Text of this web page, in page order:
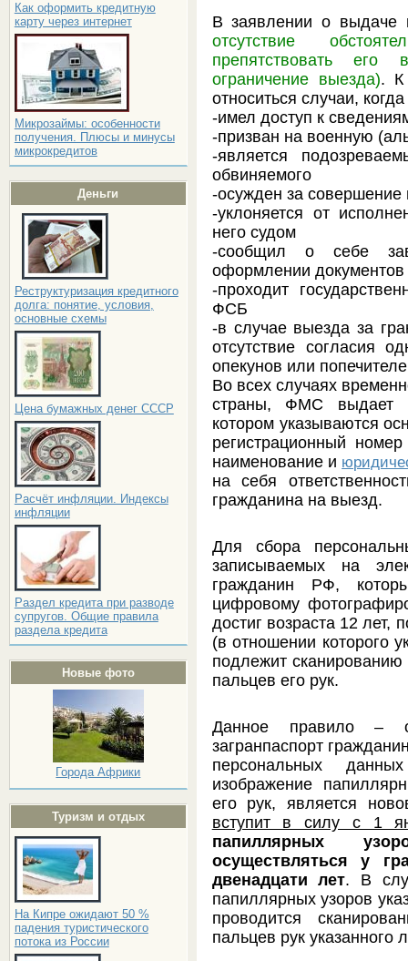
Как оформить кредитную
карту через интернет
Микрозаймы: особенности
получения. Плюсы и минусы
микрокредитов
Деньги
Реструктуризация кредитного
долга: понятие, условия,
основные схемы
Цена бумажных денег СССР
Расчёт инфляции. Индексы
инфляции
Раздел кредита при разводе
супругов. Общие правила
раздела кредита
Новые фото
Города Африки
Туризм и отдых
На Кипре ожидают 50 %
падения туристического
потока из России
В заявлении о выдаче
отсутствие
препятствовать
ограничение выезда). К
относиться случаи,
-имел доступ к
-призван на военную
-является
обвиняемого
-осужден за
-уклоняется от
него судом
-сообщил о себе
оформлении
-проходит
ФСБ
-в случае выезда за
отсутствие согласия
опекунов или
Во всех случаях
страны, ФМС выдает
котором указываются
регистрационный
наименование и
на себя
гражданина на выезд.
Для сбора
записываемых на
гражданин РФ,
цифровому
достиг возраста 12 лет,
(в отношении которого
подлежит
пальцев его рук.
Данное правило – о
загранпаспорт
персональных
изображение
его рук, является
вступит в силу с 1
папиллярных
осуществляться у
двенадцати лет. В
папиллярных узоров
проводится
пальцев рук указанного